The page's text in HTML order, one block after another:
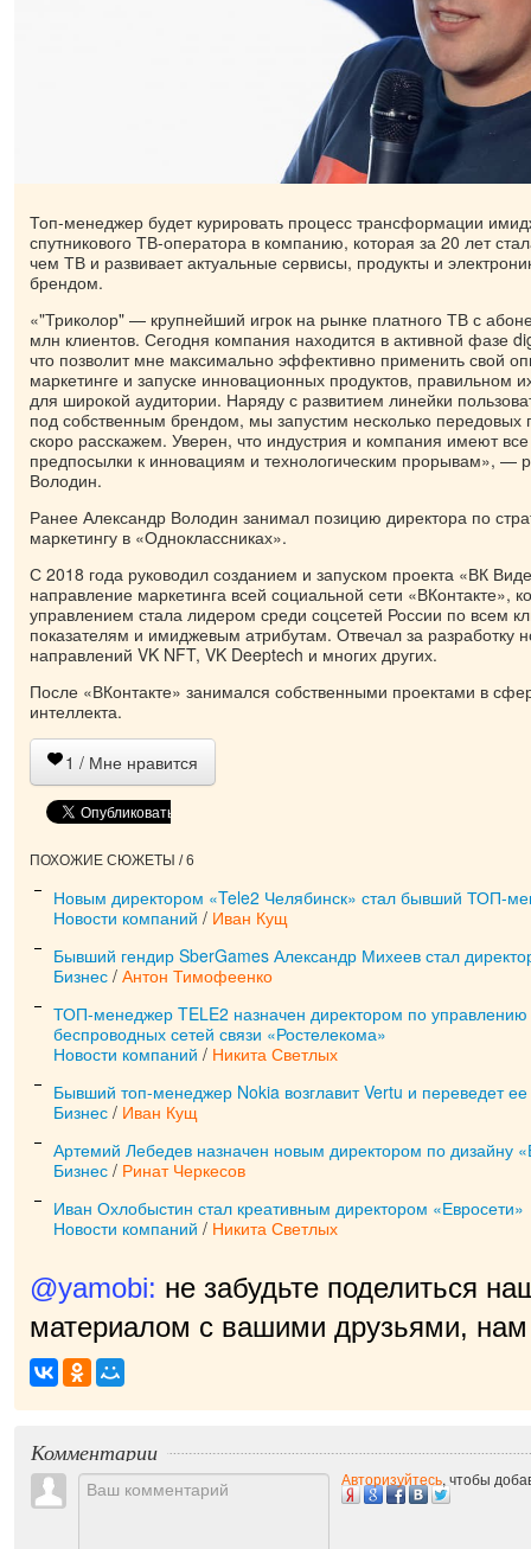
Топ-менеджер будет курировать процесс трансформации
спутникового ТВ-оператора в компанию, которая за 20 лет
чем ТВ и развивает актуальные сервисы, продукты и
брендом.
«"Триколор" — крупнейший игрок на рынке платного ТВ с
млн клиентов. Сегодня компания находится в активной фазе
что позволит мне максимально эффективно применить свой
маркетинге и запуске инновационных продуктов, правильном
для широкой аудитории. Наряду с развитием линейки
под собственным брендом, мы запустим несколько передовых
скоро расскажем. Уверен, что индустрия и компания имеют
предпосылки к инновациям и технологическим прорывам», —
Володин.
Ранее Александр Володин занимал позицию директора по
маркетингу в «Одноклассниках».
С 2018 года руководил созданием и запуском проекта «ВК
направление маркетинга всей социальной сети «ВКонтакте»,
управлением стала лидером среди соцсетей России по всем
показателям и имиджевым атрибутам. Отвечал за разработку
направлений VK NFT, VK Deeptech и многих других.
После «ВКонтакте» занимался собственными проектами в
интеллекта.
1 / Мне нравится
ПОХОЖИЕ СЮЖЕТЫ / 6
Новым директором «Tele2 Челябинск» стал бывший ТОП-
Новости компаний / Иван Кущ
Бывший гендир SberGames Александр Михеев стал
Бизнес / Антон Тимофеенко
ТОП-менеджер TELE2 назначен директором по управлению
беспроводных сетей связи «Ростелекома»
Новости компаний / Никита Светлых
Бывший топ-менеджер Nokia возглавит Vertu и переведет
Бизнес / Иван Кущ
Артемий Лебедев назначен новым директором по дизайну
Бизнес / Ринат Черкесов
Иван Охлобыстин стал креативным директором «Евросети»
Новости компаний / Никита Светлых
@yamobi: не забудьте поделиться
материалом с вашими друзьями, нам
Комментарии
Авторизуйтесь, чтобы